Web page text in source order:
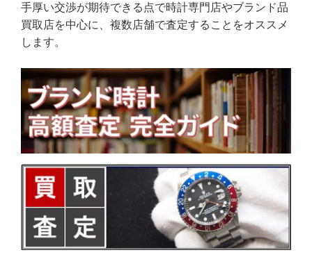
手厚い交渉が期待できる点で時計専門店やブランド品
買取店を中心に、複数店舗で査定することをオススメ
します。